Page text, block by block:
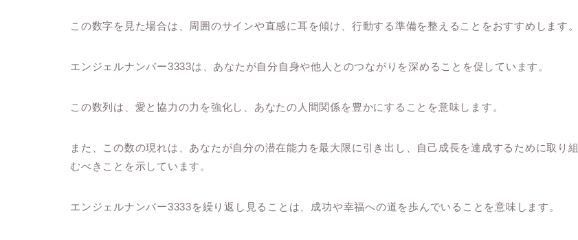
この数字を見た場合は、周囲のサインや直感に耳を傾け、行動する準備を整えることをおすすめします。
エンジェルナンバー3333は、あなたが自分自身や他人とのつながりを深めることを促しています。
この数列は、愛と協力の力を強化し、あなたの人間関係を豊かにすることを意味します。
また、この数の現れは、あなたが自分の潜在能力を最大限に引き出し、自己成長を達成するために取り組
むべきことを示しています。
エンジェルナンバー3333を繰り返し見ることは、成功や幸福への道を歩んでいることを意味します。